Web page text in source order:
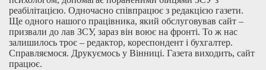
реабілітацією. Одночасно співпрацює з редакцією газети.
Ще одного нашого працівника, який обслуговував сайт –
призвали до лав ЗСУ, зараз він воює на фронті. То ж нас
залишилось троє – редактор, кореспондент і бухгалтер.
Справляємося. Друкуємось у Вінниці. Газета виходить, сайт
працює.